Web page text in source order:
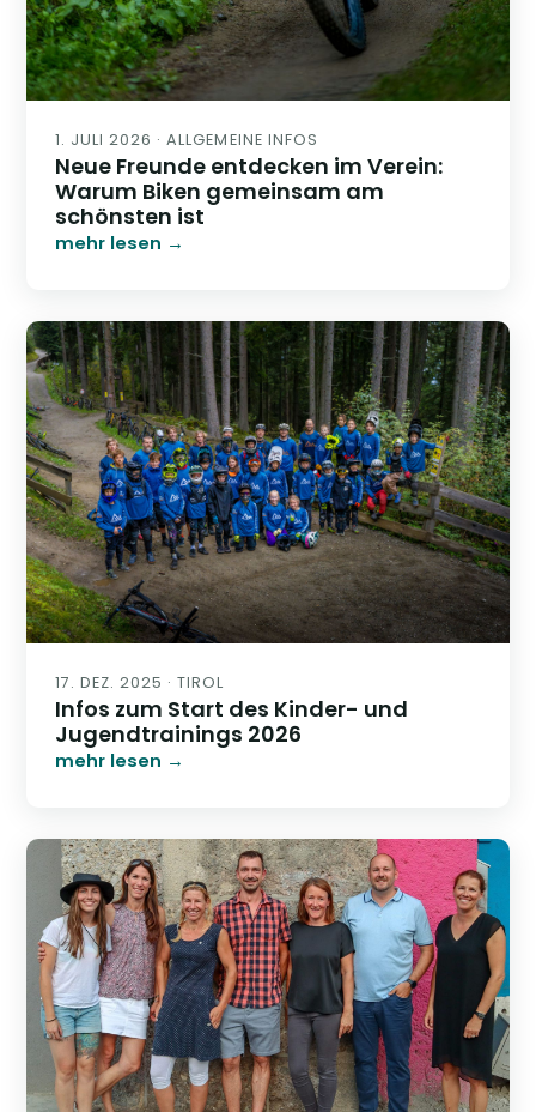
1. JULI 2026 · ALLGEMEINE INFOS
Neue Freunde entdecken im Verein:
Warum Biken gemeinsam am
schönsten ist
mehr lesen →
17. DEZ. 2025 · TIROL
Infos zum Start des Kinder- und
Jugendtrainings 2026
mehr lesen →